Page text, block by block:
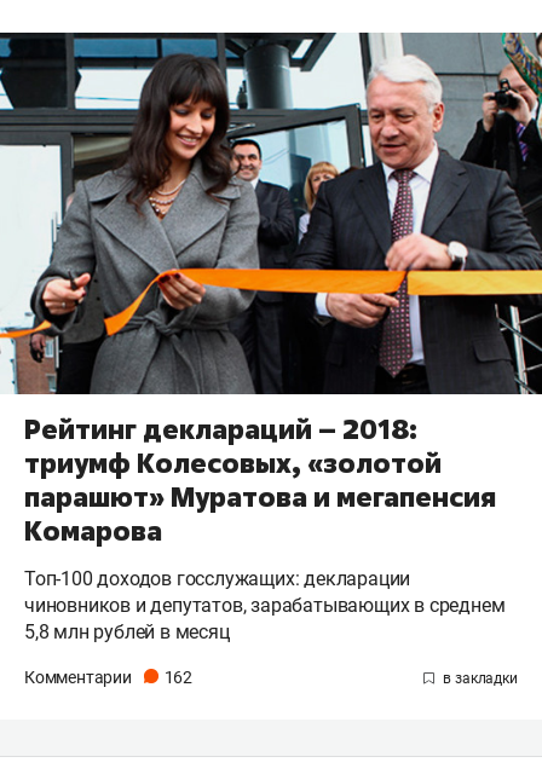
Рейтинг деклараций – 2018:
триумф Колесовых, «золотой
парашют» Муратова и мегапенсия
Комарова
Топ-100 доходов госслужащих: декларации
чиновников и депутатов, зарабатывающих в среднем
5,8 млн рублей в месяц
Комментарии 162